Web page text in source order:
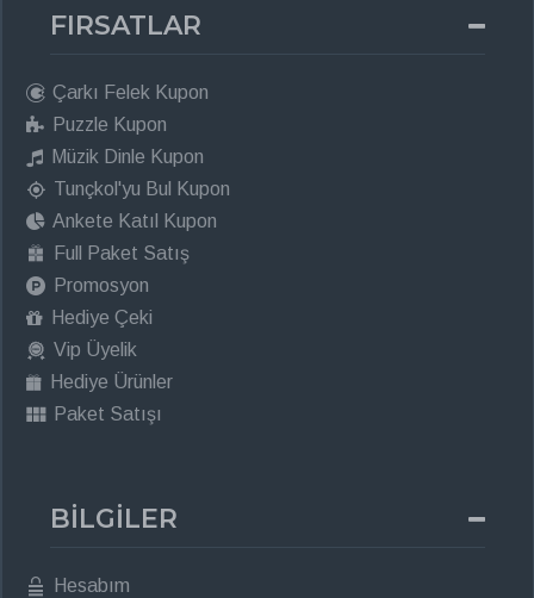
FIRSATLAR
Çarkı Felek Kupon
Puzzle Kupon
Müzik Dinle Kupon
Tunçkol'yu Bul Kupon
Ankete Katıl Kupon
Full Paket Satış
Promosyon
Hediye Çeki
Vip Üyelik
Hediye Ürünler
Paket Satışı
BİLGİLER
Hesabım